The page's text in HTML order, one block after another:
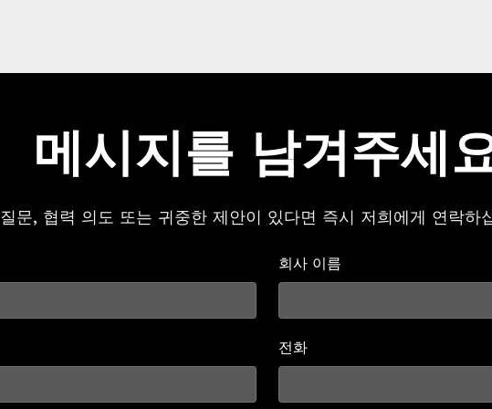
메시지를 남겨주세
질문, 협력 의도 또는 귀중한 제안이 있다면 즉시 저희에게 연락하
회사 이름
전화